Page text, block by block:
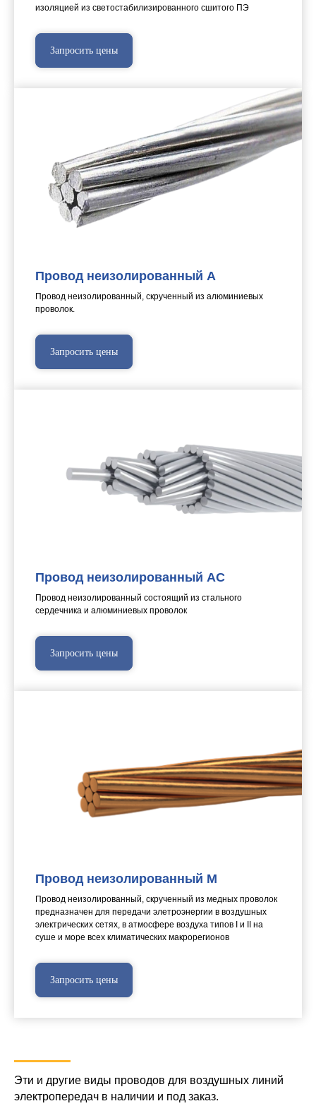
изоляцией из светостабилизированного сшитого ПЭ
Запросить цены
Провод неизолированный А
Провод неизолированный, скрученный из алюминиевых
проволок.
Запросить цены
Провод неизолированный АС
Провод неизолированный состоящий из стального
сердечника и алюминиевых проволок
Запросить цены
Провод неизолированный М
Провод неизолированный, скрученный из медных проволок
предназначен для передачи элетроэнергии в воздушных
электрических сетях, в атмосфере воздуха типов I и II на
суше и море всех климатических макрорегионов
Запросить цены
Эти и другие виды проводов для воздушных линий
электропередач в наличии и под заказ.